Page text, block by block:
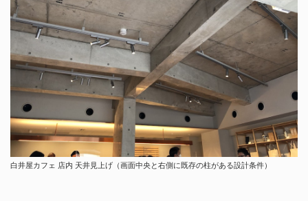
白井屋カフェ 店内 天井見上げ（画面中央と右側に既存の柱がある設計条件）